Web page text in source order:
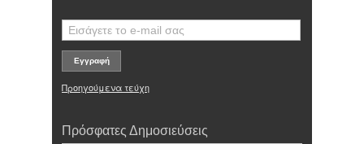
Προηγούμενα τεύχη
Πρόσφατες Δημοσιεύσεις